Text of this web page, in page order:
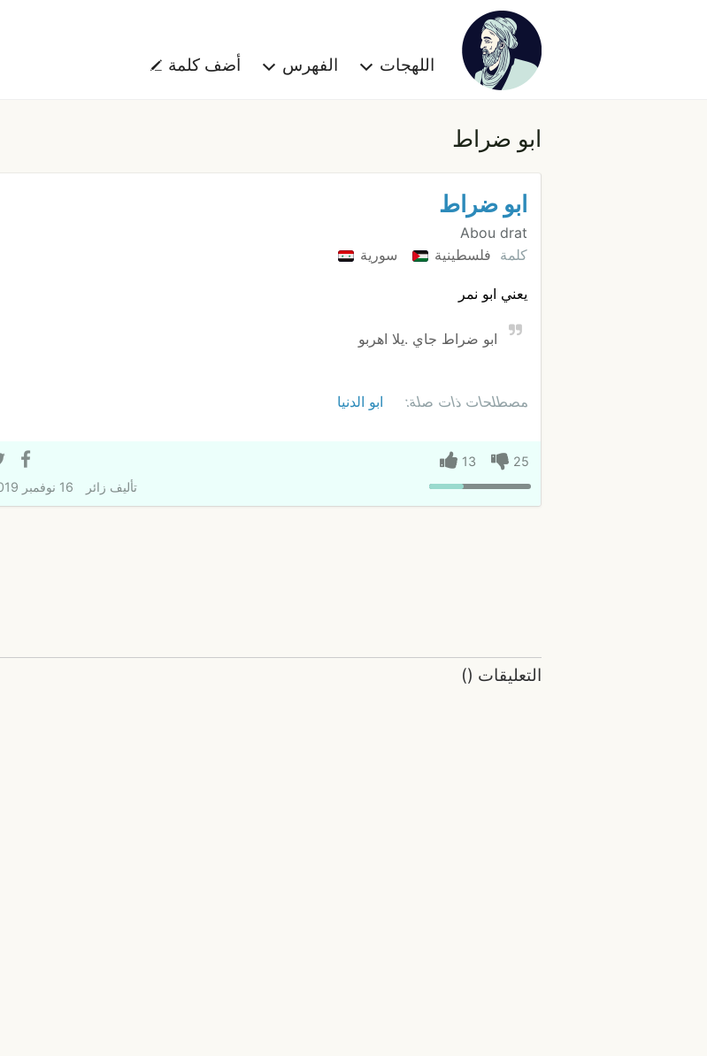
اللهجات الفهرس أضف كلمة
ابو ضراط
ابو ضراط
Abou drat
كلمة فلسطينية سورية
يعني ابو نمر
ابو ضراط جاي .يلا اهربو
مصطلحات ذات صلة: ابو الدنيا
25
13
تأليف زائر 16 نوفمبر 2019
التعليقات (
)